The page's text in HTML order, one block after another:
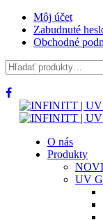
Môj účet
Zabudnuté
Obchodné
Hľadať:
O nás
Produkty
UV